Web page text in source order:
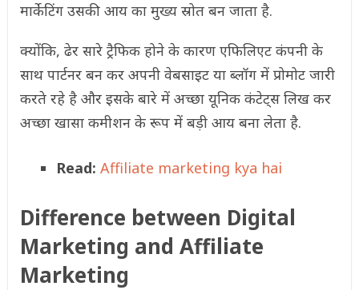
मार्केटिंग उसकी आय का मुख्य स्रोत बन जाता है.
क्योंकि, ढेर सारे ट्रैफिक होने के कारण एफिलिएट कंपनी के
साथ पार्टनर बन कर अपनी वेबसाइट या ब्लॉग में प्रोमोट जारी
करते रहे है और इसके बारे में अच्छा यूनिक कंटेट्स लिख कर
अच्छा खासा कमीशन के रूप में बड़ी आय बना लेता है.
Read: Affiliate marketing kya hai
Difference between Digital
Marketing and Affiliate
Marketing